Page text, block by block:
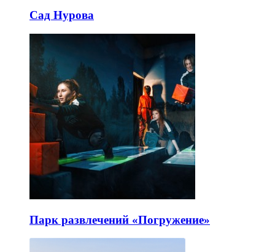
Сад Нурова
Парк развлечений «Погружение»